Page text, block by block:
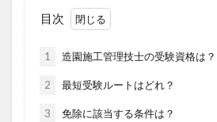
目次
1 造園施工管理技士の受験資格は？
2 最短受験ルートはどれ？
3 免除に該当する条件は？